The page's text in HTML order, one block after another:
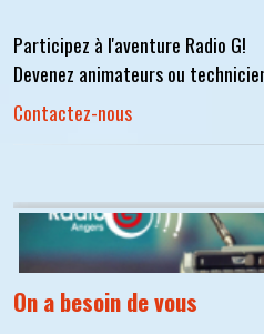
Participez à l'aventure Radio G!
Devenez animateurs ou
Contactez-nous
On a besoin de vous